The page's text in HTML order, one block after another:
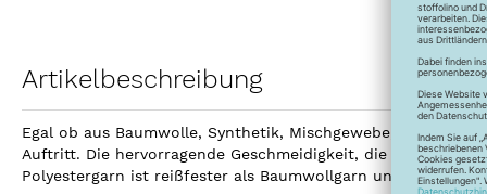
Artikelbeschreibung
Egal ob aus Baumwolle, Synthetik, Mischgewebe, Leinen
Auftritt. Die hervorragende Geschmeidigkeit, die hohe
Polyestergarn ist reißfester als Baumwollgarn und kann